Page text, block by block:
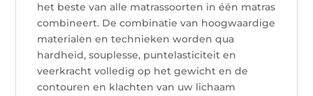
het beste van alle matrassoorten in één matras
combineert. De combinatie van hoogwaardige
materialen en technieken worden qua
hardheid, souplesse, puntelasticiteit en
veerkracht volledig op het gewicht en de
contouren en klachten van uw lichaam